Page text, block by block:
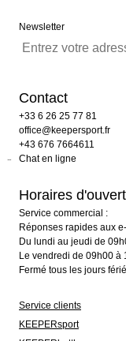
Newsletter
Contact
+33 6 26 25 77 81
office@keepersport.fr
+43 676 7664611
Chat en ligne
Horaires
Service commercial :
Réponses rapides aux
Du lundi au jeudi de
Le vendredi de 09h00 à
Fermé tous les jours
Service clients
KEEPERsport